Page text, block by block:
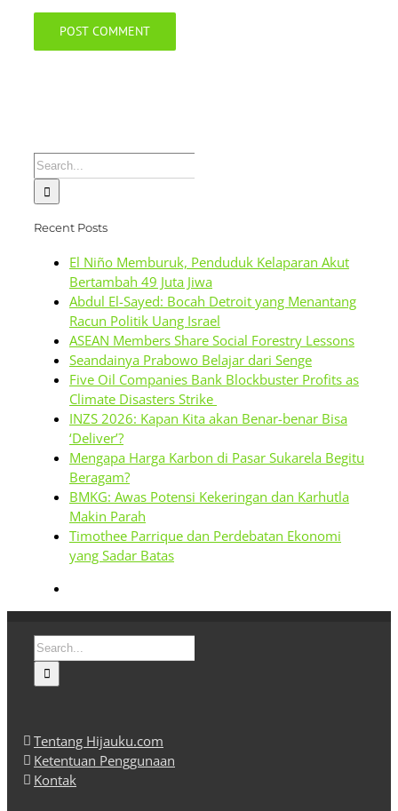
Search
for:
Recent Posts
El Niño Memburuk, Penduduk Kelaparan Akut
Bertambah 49 Juta Jiwa
Abdul El-Sayed: Bocah Detroit yang Menantang
Racun Politik Uang Israel
ASEAN Members Share Social Forestry Lessons
Seandainya Prabowo Belajar dari Senge
Five Oil Companies Bank Blockbuster Profits as
Climate Disasters Strike
INZS 2026: Kapan Kita akan Benar-benar Bisa
‘Deliver’?
Mengapa Harga Karbon di Pasar Sukarela Begitu
Beragam?
BMKG: Awas Potensi Kekeringan dan Karhutla
Makin Parah
Timothee Parrique dan Perdebatan Ekonomi
yang Sadar Batas
Search
for:
Tentang Hijauku.com
Ketentuan Penggunaan
Kontak